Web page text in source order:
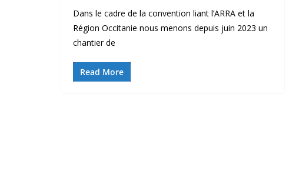
Dans le cadre de la convention liant l’ARRA et la
Région Occitanie nous menons depuis juin 2023 un
chantier de
Read More